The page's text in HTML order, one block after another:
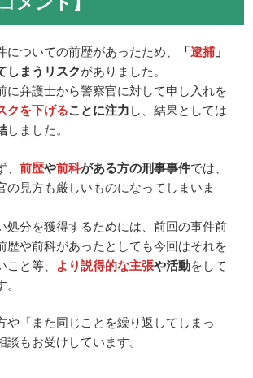
ついての前歴があったため、 「逮捕」
しまうリスクがありました。
に弁護士から警察官に対して申し入れを
クを下げることに注力し、結果としては
しました。
、前歴や前科がある方の刑事事件では、
の見方も厳しいものになってしまいま
処分を獲得するためには、前回の事件前
歴や前科があったとしても今回はそれを
と等、 より説得的な主張や活動をして
や「また同じことを繰り返してしまっ
もお受けしています。